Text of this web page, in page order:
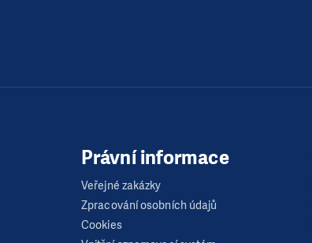
Právní informace
Veřejné zakázky
Zpracování osobních údajů
Cookies